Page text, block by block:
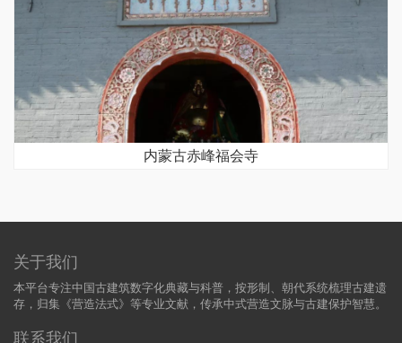
内蒙古赤峰福会寺
关于我们
本平台专注中国古建筑数字化典藏与科普，按形制、朝代系统梳理古建遗
存，归集《营造法式》等专业文献，传承中式营造文脉与古建保护智慧。
联系我们